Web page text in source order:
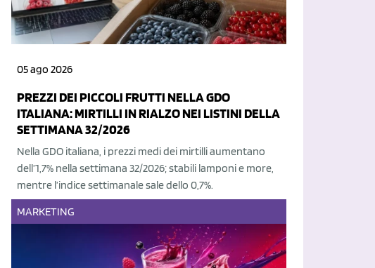
05 ago 2026
PREZZI DEI PICCOLI FRUTTI NELLA GDO
ITALIANA: MIRTILLI IN RIALZO NEI LISTINI DELLA
SETTIMANA 32/2026
Nella GDO italiana, i prezzi medi dei mirtilli aumentano
dell’1,7% nella settimana 32/2026; stabili lamponi e more,
mentre l’indice settimanale sale dello 0,7%.
MARKETING